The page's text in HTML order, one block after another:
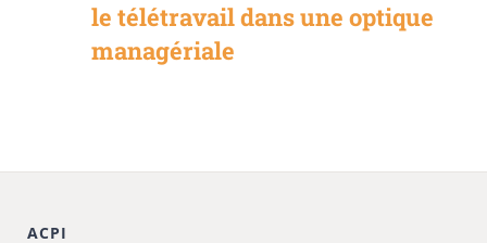
le télétravail dans une optique
managériale
ACPI